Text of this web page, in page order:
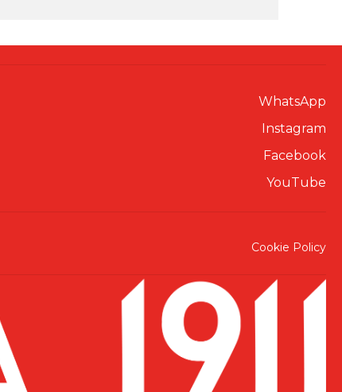
WhatsApp
Instagram
Facebook
YouTube
Cookie Policy